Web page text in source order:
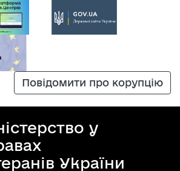
Повідомити про корупцію
у
України